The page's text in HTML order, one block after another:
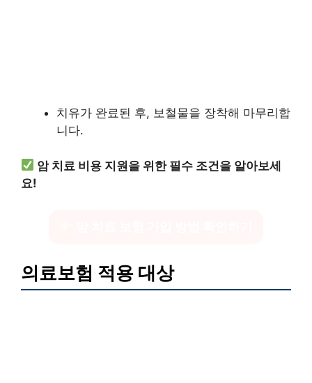
치유가 완료된 후, 보철물을 장착해 마무리합
니다.
암 치료 비용 지원을 위한 필수 조건을 알아보세
요!
의료보험 적용 대상